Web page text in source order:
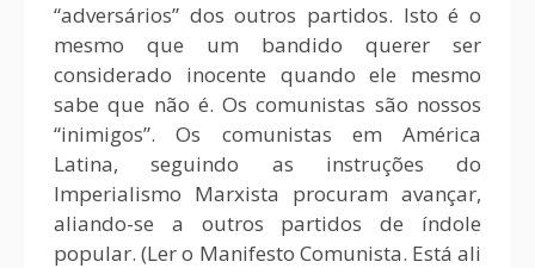
“adversários” dos outros partidos. Isto é o
mesmo que um bandido querer ser
considerado inocente quando ele mesmo
sabe que não é. Os comunistas são nossos
“inimigos”. Os comunistas em América
Latina, seguindo as instruções do
Imperialismo Marxista procuram avançar,
aliando-se a outros partidos de índole
popular. (Ler o Manifesto Comunista. Está ali